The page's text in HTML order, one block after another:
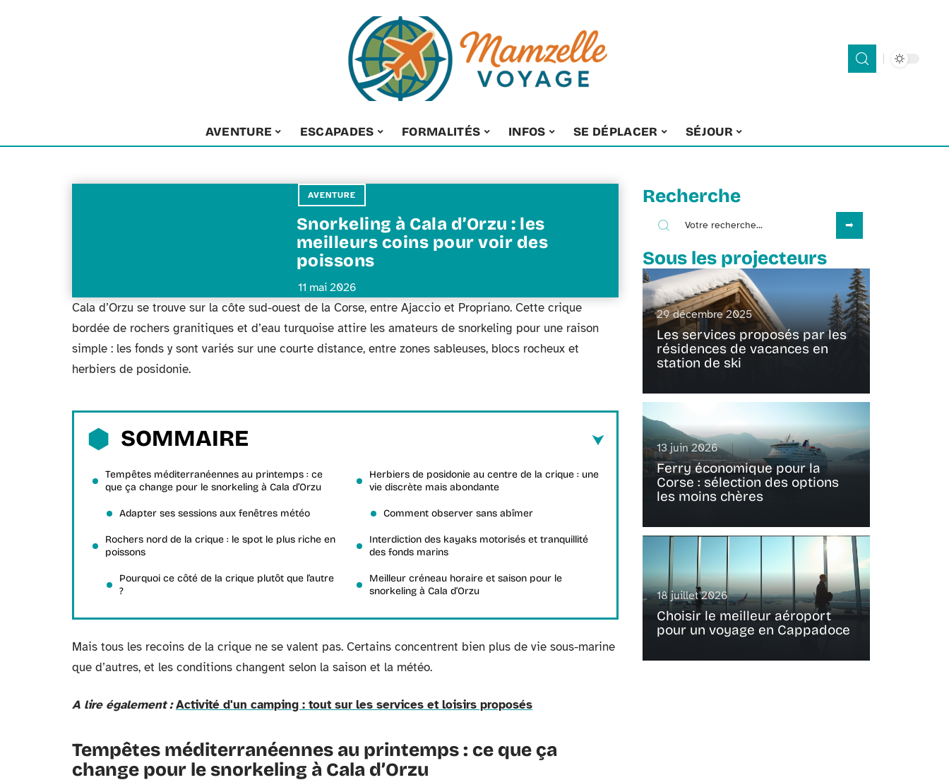
AVENTURE ESCAPADES FORMALITÉS INFOS SE DÉPLACER SÉJOUR
AVENTURE
Snorkeling à Cala d’Orzu : les
meilleurs coins pour voir des
poissons
11 mai 2026
Cala d’Orzu se trouve sur la côte sud-ouest de la Corse, entre Ajaccio et Propriano. Cette crique
bordée de rochers granitiques et d’eau turquoise attire les amateurs de snorkeling pour une raison
simple : les fonds y sont variés sur une courte distance, entre zones sableuses, blocs rocheux et
herbiers de posidonie.
SOMMAIRE
Tempêtes méditerranéennes au printemps : ce
que ça change pour le snorkeling à Cala d’Orzu
Adapter ses sessions aux fenêtres météo
Rochers nord de la crique : le spot le plus riche en
poissons
Pourquoi ce côté de la crique plutôt que l’autre
?
Herbiers de posidonie au centre de la crique : une
vie discrète mais abondante
Comment observer sans abîmer
Interdiction des kayaks motorisés et tranquillité
des fonds marins
Meilleur créneau horaire et saison pour le
snorkeling à Cala d’Orzu
Mais tous les recoins de la crique ne se valent pas. Certains concentrent bien plus de vie sous-marine
que d’autres, et les conditions changent selon la saison et la météo.
A lire également : Activité d'un camping : tout sur les services et loisirs proposés
Tempêtes méditerranéennes au printemps : ce que ça
change pour le snorkeling à Cala d’Orzu
Recherche
Sous les projecteurs
29 décembre 2025
Les services proposés par les
résidences de vacances en
station de ski
13 juin 2026
Ferry économique pour la
Corse : sélection des options
les moins chères
18 juillet 2026
Choisir le meilleur aéroport
pour un voyage en Cappadoce